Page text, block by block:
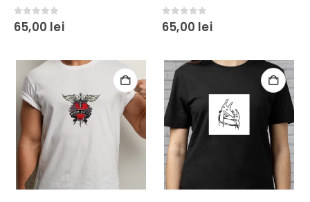
0 out of 5
65,00 lei 0 out of 5
65,00 lei